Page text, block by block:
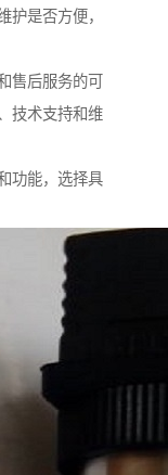
护是否方便，
售后服务的可
技术支持和维
功能，选择具